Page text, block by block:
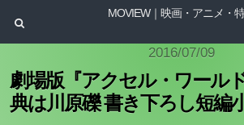
MOVIEW｜映画・アニメ・
2016/07/09
劇場版『アクセル・ワール
典は川原礫 書き下ろし短編